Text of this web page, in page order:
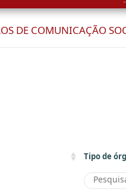
DE COMUNICAÇÃO
Tipo de